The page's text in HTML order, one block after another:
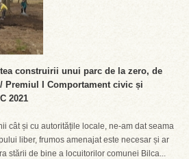
construirii unui parc de la zero, de
Premiul I Comportament civic și
2021
cât și cu autoritățile locale, ne-am dat seama
liber, frumos amenajat este necesar și ar
stării de bine a locuitorilor comunei Bilca...